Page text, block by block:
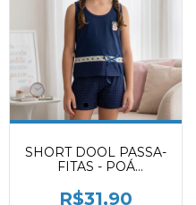
SHORT DOOL PASSA-
FITAS - POÁ
R$31,90